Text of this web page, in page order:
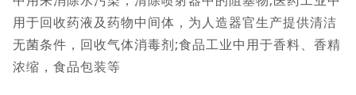
用于回收药液及药物中间体，为人造器官生产提供清洁
无菌条件，回收气体消毒剂;食品工业中用于香料、香精
浓缩，食品包装等